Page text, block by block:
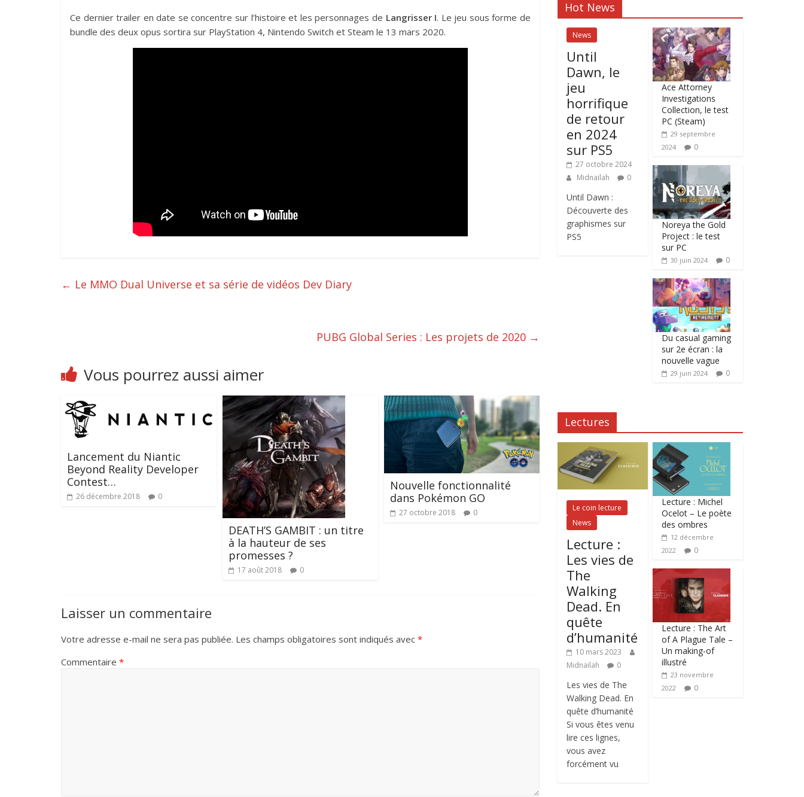
Ce dernier trailer en date se concentre sur l’histoire et les personnages de Langrisser I. Le jeu sous forme de
bundle des deux opus sortira sur PlayStation 4, Nintendo Switch et Steam le 13 mars 2020.
← Le MMO Dual Universe et sa série de vidéos Dev Diary
PUBG Global Series : Les projets de 2020 →
Vous pourrez aussi aimer
Lancement du Niantic
Beyond Reality Developer
Contest…
26 décembre 2018 0
DEATH’S GAMBIT : un titre
à la hauteur de ses
promesses ?
17 août 2018 0
Nouvelle fonctionnalité
dans Pokémon GO
27 octobre 2018 0
Laisser un commentaire
Votre adresse e-mail ne sera pas publiée. Les champs obligatoires sont indiqués avec *
Commentaire *
Hot News
News
Until
Dawn, le
jeu
horrifique
de retour
en 2024
sur PS5
27 octobre 2024
Midnailah
0
Until Dawn :
Découverte des
graphismes sur
PS5
Ace Attorney
Investigations
Collection, le test
PC (Steam)
29 septembre
2024
0
Noreya the Gold
Project : le test
sur PC
30 juin 2024 0
Du casual gaming
sur 2e écran : la
nouvelle vague
29 juin 2024 0
Lectures
Le coin lecture
News
Lecture :
Les vies de
The
Walking
Dead. En
quête
d’humanité
10 mars 2023
Midnailah
0
Les vies de The
Walking Dead. En
quête d’humanité
Si vous êtes venu
lire ces lignes,
vous avez
forcément vu
Lecture : Michel
Ocelot – Le poète
des ombres
12 décembre
2022
0
Lecture : The Art
of A Plague Tale –
Un making-of
illustré
23 novembre
2022
0